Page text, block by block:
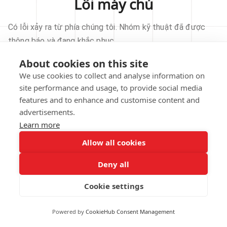
About cookies on this site
We use cookies to collect and analyse information on
site performance and usage, to provide social media
features and to enhance and customise content and
advertisements.
Learn more
Allow all cookies
Deny all
Cookie settings
Powered by CookieHub Consent Management
Lỗi máy chủ
Có lỗi xảy ra từ phía chúng tôi. Nhóm kỹ thuật đã được
thông báo và đang khắc phục.
THỬ LẠI
VỀ TRANG CHỦ
notified.